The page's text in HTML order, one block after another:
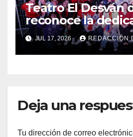
Teatro El Desván
reconoce la
sus estudiantes
aniversario
JUL 17, 2026 REDACCIÓN
Deja una
Tu dirección de correo